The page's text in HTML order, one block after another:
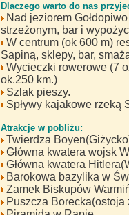
Dlaczego warto do nas
Nad jeziorem
strzeżonym, bar i
W centrum (ok 600 m)
Sapiną, sklepy, bar,
Wycieczki rowerowe (7
ok.250 km.)
Szlak pieszy.
Spływy kajakowe rzeką
Atrakcje w pobliżu:
Twierdza
Główna kwatera wojsk
Główna kwatera
Barokowa bazylika w
Zamek Biskupów
Puszcza